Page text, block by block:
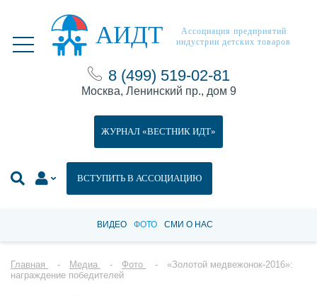
АИДТ
Ассоциация предприятий
индустрии детских товаров
8 (499) 519-02-81
Москва, Ленинский пр., дом 9
ВСТУПИТЬ В АССОЦИАЦИЮ
ЖУРНАЛ «ВЕСТНИК ИДТ»
ВИДЕО ФОТО СМИ О НАС
Главная Медиа Фото
«Золотой медвежонок-2016»:
награждение победителей